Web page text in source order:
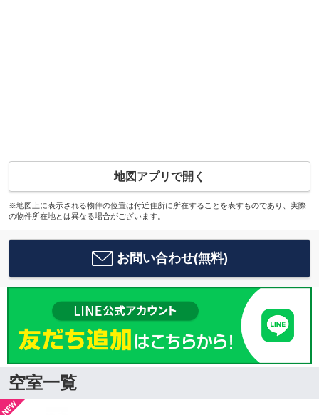
地図アプリで開く
※地図上に表示される物件の位置は付近住所に所在することを表すものであり、実際
の物件所在地とは異なる場合がございます。
お問い合わせ(無料)
空室一覧